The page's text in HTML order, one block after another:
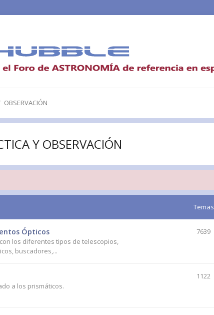
OBSERVACIÓN
Y OBSERVACIÓN
Temas
Ópticos
los diferentes tipos de telescopios,
buscadores,...
7639
a los prismáticos.
1122